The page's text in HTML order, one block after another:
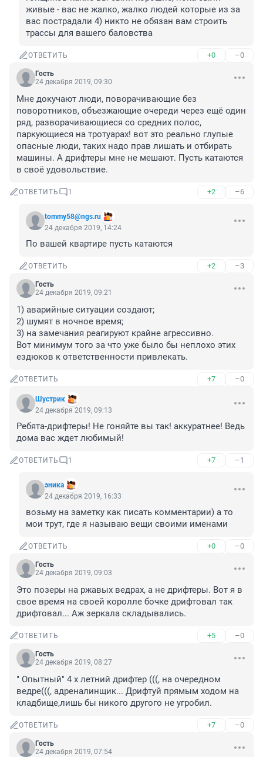
живые - вас не жалко, жалко людей которые из за
вас пострадали 4) никто не обязан вам строить
трассы для вашего баловства
ОТВЕТИТЬ +0 –0
Гость
24 декабря 2019, 09:30
Мне докучают люди, поворачивающие без
поворотников, объезжающие очереди через ещё один
ряд, разворачивающиеся со средних полос,
паркующиеся на тротуарах! вот это реально глупые
опасные люди, таких надо прав лишать и отбирать
машины. А дрифтеры мне не мешают. Пусть катаются
в своё удовольствие.
ОТВЕТИТЬ 1 +2 –6
tommy58@ngs.ru
24 декабря 2019, 14:24
По вашей квартире пусть катаются
ОТВЕТИТЬ +2 –3
Гость
24 декабря 2019, 09:21
1) аварийные ситуации создают;
2) шумят в ночное время;
3) на замечания реагируют крайне агрессивно.
Вот минимум того за что уже было бы неплохо этих
ездюков к ответственности привлекать.
ОТВЕТИТЬ +7 –0
Шустрик
24 декабря 2019, 09:13
Ребята-дрифтеры! Не гоняйте вы так! аккуратнее! Ведь
дома вас ждет любимый!
ОТВЕТИТЬ 1 +7 –1
эника
24 декабря 2019, 16:33
возьму на заметку как писать комментарии) а то
мои трут, где я называю вещи своими именами
ОТВЕТИТЬ +0 –0
Гость
24 декабря 2019, 09:03
Это позеры на ржавых ведрах, а не дрифтеры. Вот я в
свое время на своей королле бочке дрифтовал так
дрифтовал... Аж зеркала складывались.
ОТВЕТИТЬ +5 –0
Гость
24 декабря 2019, 08:27
" Опытный" 4 х летний дрифтер (((, на очередном
ведре(((, адреналинщик... Дрифтуй прямым ходом на
кладбище,лишь бы никого другого не угробил.
ОТВЕТИТЬ +7 –0
Гость
24 декабря 2019, 07:54